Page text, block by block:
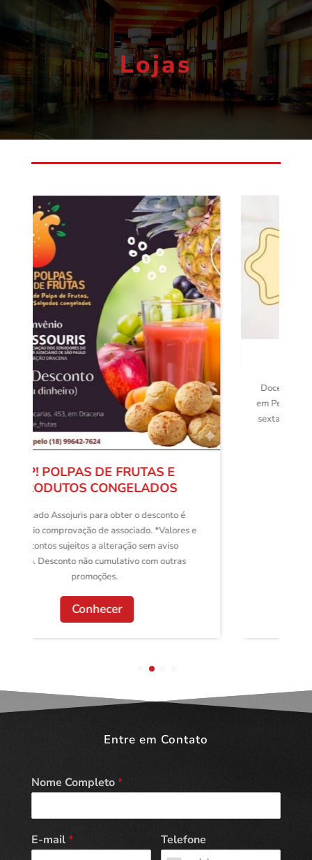
Lojas
AMOR AOS KILOS
Doceria 🍰 Confeitaria e Cafeteria 👩‍🍳 Especialista
em Personalizados 🍛Almoço executivo ⏰ Segunda á
sexta 07h às 19h | Sábado 07h às 18h 📍 Rua Conde
Afonso Celso 1615
Conhecer
Entre em Contato
Nome Completo*
E-mail* Telefone